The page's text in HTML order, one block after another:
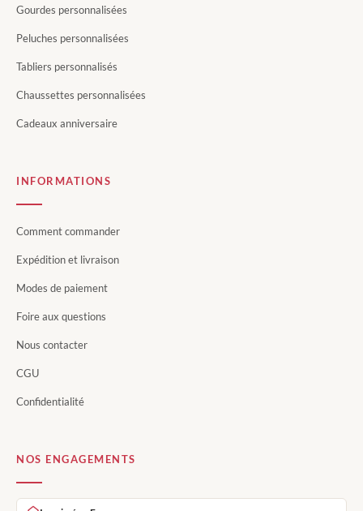
Gourdes personnalisées
Peluches personnalisées
Tabliers personnalisés
Chaussettes personnalisées
Cadeaux anniversaire
INFORMATIONS
Comment commander
Expédition et livraison
Modes de paiement
Foire aux questions
Nous contacter
CGU
Confidentialité
NOS ENGAGEMENTS